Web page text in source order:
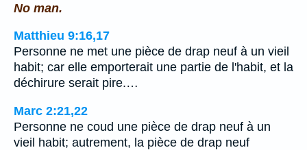
No man.
Matthieu 9:16,17
Personne ne met une pièce de drap neuf à un vieil
habit; car elle emporterait une partie de l'habit, et la
déchirure serait pire.…
Marc 2:21,22
Personne ne coud une pièce de drap neuf à un
vieil habit; autrement, la pièce de drap neuf